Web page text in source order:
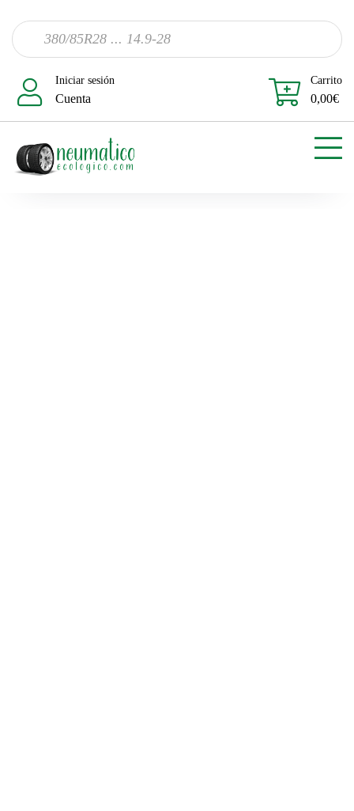
Iniciar sesión
Cuenta
Carrito
0,00€